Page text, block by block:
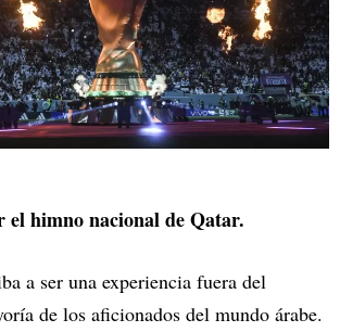
el himno nacional de Qatar.
a ser una experiencia fuera del
de los aficionados del mundo árabe.